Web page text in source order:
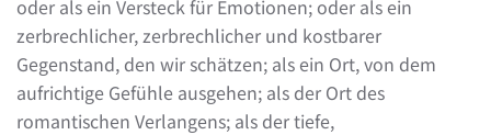
oder als ein Versteck für Emotionen; oder als ein
zerbrechlicher, zerbrechlicher und kostbarer
Gegenstand, den wir schätzen; als ein Ort, von dem
aufrichtige Gefühle ausgehen; als der Ort des
romantischen Verlangens; als der tiefe,